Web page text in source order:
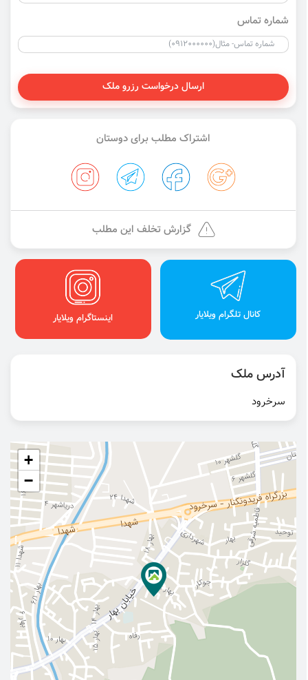
شماره تماس
ارسال درخواست رزرو ملک
اشتراک مطلب برای دوستان
گزارش تخلف این مطلب
کانال تلگرام ویلایار اینستاگرام ویلایار
آدرس ملک
سرخرود
+
−